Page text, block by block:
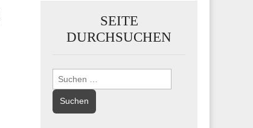
SEITE
DURCHSUCHEN
Suchen
nach: